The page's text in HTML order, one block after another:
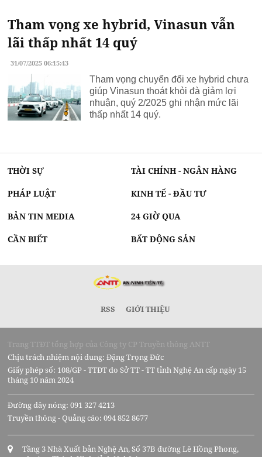
Tham vọng xe hybrid, Vinasun vẫn
lãi thấp nhất 14 quý
31/07/2025 06:15:43
Tham vọng chuyển đổi xe hybrid chưa
giúp Vinasun thoát khỏi đà giảm lợi
nhuận, quý 2/2025 ghi nhận mức lãi
thấp nhất 14 quý.
THỜI SỰ TÀI CHÍNH - NGÂN HÀNG
PHÁP LUẬT KINH TẾ - ĐẦU TƯ
BẢN TIN MEDIA 24 GIỜ QUA
CẦN BIẾT BẤT ĐỘNG SẢN
RSS GIỚI THIỆU
Trang TTĐT tổng hợp của Công ty CP Truyền thông ANTT
Chịu trách nhiệm nội dung: Đặng Trọng Đức
Giấy phép số: 108/GP - TTĐT do Sở TT - TT tỉnh Nghệ An cấp ngày 15
tháng 10 năm 2024
Đường dây nóng: 091 327 4213
Truyền thông - Quảng cáo: 094 852 8677
Tầng 3 Nhà Xuất bản Nghệ An, Số 37B đường Lê Hồng Phong,